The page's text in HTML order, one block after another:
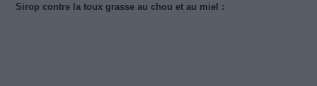
Sirop contre la toux grasse au chou et au miel :